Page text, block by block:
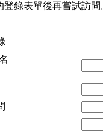
登錄表單後再嘗試訪問